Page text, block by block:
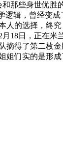
那些身世优胜
辑，曾经变
人的选择，终
18日，正在米
摘得了第二枚
姐们实的是形